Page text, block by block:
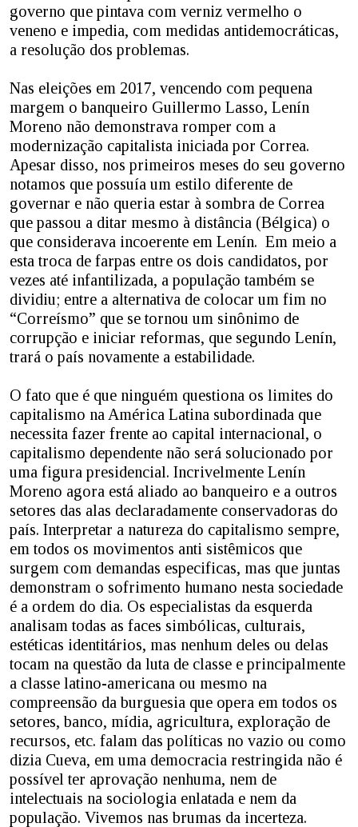
governo que pintava com verniz vermelho o
veneno e impedia, com medidas antidemocráticas,
a resolução dos problemas.
Nas eleições em 2017, vencendo com pequena
margem o banqueiro Guillermo Lasso, Lenín
Moreno não demonstrava romper com a
modernização capitalista iniciada por Correa.
Apesar disso, nos primeiros meses do seu governo
notamos que possuía um estilo diferente de
governar e não queria estar à sombra de Correa
que passou a ditar mesmo à distância (Bélgica) o
que considerava incoerente em Lenín. Em meio a
esta troca de farpas entre os dois candidatos, por
vezes até infantilizada, a população também se
dividiu; entre a alternativa de colocar um fim no
“Correísmo” que se tornou um sinônimo de
corrupção e iniciar reformas, que segundo Lenín,
trará o país novamente a estabilidade.
O fato que é que ninguém questiona os limites do
capitalismo na América Latina subordinada que
necessita fazer frente ao capital internacional, o
capitalismo dependente não será solucionado por
uma figura presidencial. Incrivelmente Lenín
Moreno agora está aliado ao banqueiro e a outros
setores das alas declaradamente conservadoras do
país. Interpretar a natureza do capitalismo sempre,
em todos os movimentos anti sistêmicos que
surgem com demandas especificas, mas que juntas
demonstram o sofrimento humano nesta sociedade
é a ordem do dia. Os especialistas da esquerda
analisam todas as faces simbólicas, culturais,
estéticas identitários, mas nenhum deles ou delas
tocam na questão da luta de classe e principalmente
a classe latino-americana ou mesmo na
compreensão da burguesia que opera em todos os
setores, banco, mídia, agricultura, exploração de
recursos, etc. falam das políticas no vazio ou como
dizia Cueva, em uma democracia restringida não é
possível ter aprovação nenhuma, nem de
intelectuais na sociologia enlatada e nem da
população. Vivemos nas brumas da incerteza.